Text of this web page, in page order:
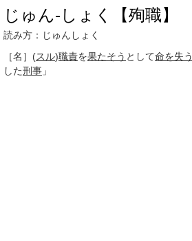
じゅん‐しょく【殉職】
読み方：じゅんしょく
［名］ (スル)職責を果たそう として命を失う
した刑事 」